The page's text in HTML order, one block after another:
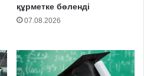
құрметке бөленді
07.08.2026